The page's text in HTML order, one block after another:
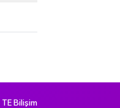
TE Bilişim